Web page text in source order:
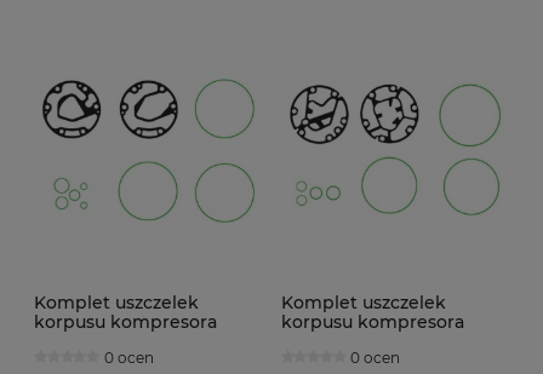
Komplet uszczelek
korpusu kompresora
0 ocen
Komplet uszczelek
korpusu kompresora
0 ocen